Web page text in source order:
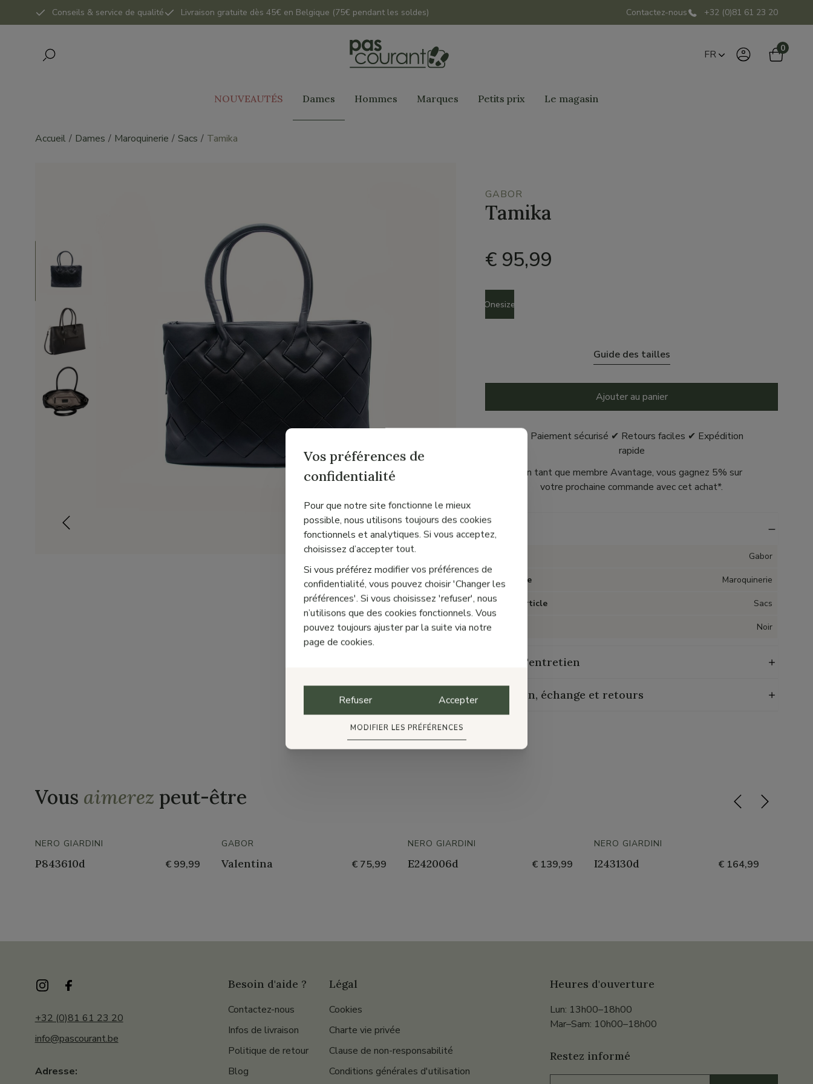
Conseils & service de qualité Livraison gratuite dès 45€ en Belgique (75€ pendant les soldes) Contactez-nous +32 (0)81 61 23 20
FR 0
NOUVEAUTÉS Dames Hommes Marques Petits prix Le magasin
Accueil Dames Maroquinerie Sacs Tamika
GABOR
Tamika
€ 95,99
Taille
Onesize
Guide des tailles
Ajouter au panier
✔ Paiement sécurisé ✔ Retours faciles ✔ Expédition
rapide
En tant que membre Avantage, vous gagnez 5% sur
votre prochaine commande avec cet achat*.
Détails
Gabor
Catégorie Maroquinerie
Type d'article Sacs
Couleur Noir
Guide d'entretien
Livraison, échange et retours
Vous aimerez peut-être
NERO GIARDINI
P843610d € 99,99
GABOR
Valentina € 75,99
NERO GIARDINI
E242006d € 139,99
NERO GIARDINI
I243130d € 164,99
+32 (0)81 61 23 20
info@pascourant.be
Adresse:
Besoin d'aide ?
Contactez-nous
Infos de livraison
Politique de retour
Blog
Légal
Cookies
Charte vie privée
Clause de non-responsabilité
Conditions générales d'utilisation
Heures d'ouverture
Lun: 13h00–18h00
Mar–Sam: 10h00–18h00
Restez informé
Vos préférences de
confidentialité
Pour que notre site fonctionne le mieux
possible, nous utilisons toujours des cookies
fonctionnels et analytiques. Si vous acceptez,
choisissez d’accepter tout.
Si vous préférez modifier vos préférences de
confidentialité, vous pouvez choisir 'Changer les
préférences'. Si vous choisissez 'refuser', nous
n’utilisons que des cookies fonctionnels. Vous
pouvez toujours ajuster par la suite via notre
page de cookies.
Refuser Accepter
MODIFIER LES PRÉFÉRENCES